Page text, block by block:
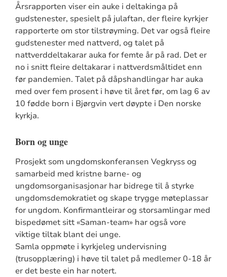
Årsrapporten viser ein auke i deltakinga på
gudstenester, spesielt på julaftan, der fleire kyrkjer
rapporterte om stor tilstrøyming. Det var også fleire
gudstenester med nattverd, og talet på
nattverddeltakarar auka for femte år på rad. Det er
no i snitt fleire deltakarar i nattverdsmåltidet enn
før pandemien. Talet på dåpshandlingar har auka
med over fem prosent i høve til året før, om lag 6 av
10 fødde born i Bjørgvin vert døypte i Den norske
kyrkja.
Born og unge
Prosjekt som ungdomskonferansen Vegkryss og
samarbeid med kristne barne- og
ungdomsorganisasjonar har bidrege til å styrke
ungdomsdemokratiet og skape trygge møteplassar
for ungdom. Konfirmantleirar og storsamlingar med
bispedømet sitt «Saman-team» har også vore
viktige tiltak blant dei unge.
Samla oppmøte i kyrkjeleg undervisning
(trusopplæring) i høve til talet på medlemer 0-18 år
er det beste ein har notert.